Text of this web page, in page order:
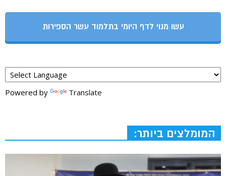
עשו מנוי לדף היומי בתלמוד עשר הספירות
Powered by Translate
המומלצים ביותר: